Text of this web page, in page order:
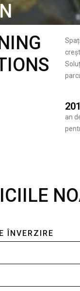
an
ÎNVERZIRE